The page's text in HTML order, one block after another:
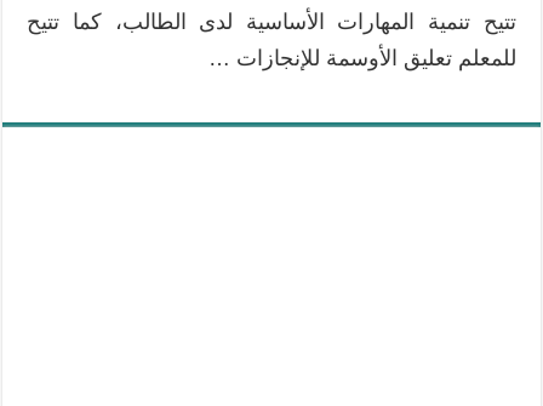
تتيح تنمية المهارات الأساسية لدى الطالب، كما تتيح
للمعلم تعليق الأوسمة للإنجازات …